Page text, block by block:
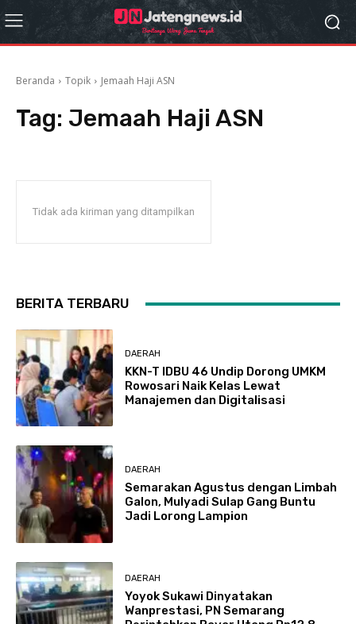
Beranda Topik Jemaah Haji ASN
Tag: Jemaah Haji ASN
Tidak ada kiriman yang ditampilkan
BERITA TERBARU
DAERAH
KKN-T IDBU 46 Undip Dorong UMKM
Rowosari Naik Kelas Lewat
Manajemen dan Digitalisasi
DAERAH
Semarakan Agustus dengan Limbah
Galon, Mulyadi Sulap Gang Buntu
Jadi Lorong Lampion
DAERAH
Yoyok Sukawi Dinyatakan
Wanprestasi, PN Semarang